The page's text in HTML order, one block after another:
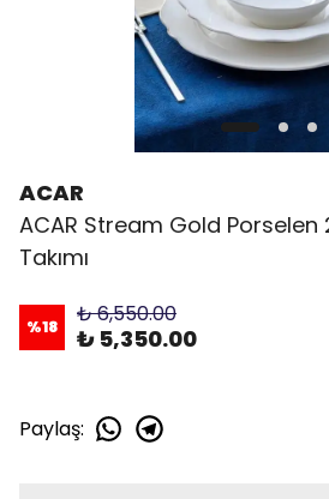
ACAR
ACAR Stream Gold Porselen
Takımı
%18 ₺ 6,550.00
₺ 5,350.00
Paylaş: